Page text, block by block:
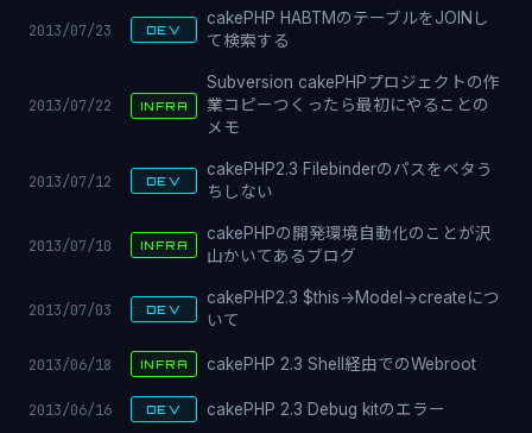
2013/07/23 DEV
cakePHP HABTMのテーブルをJOINし
て検索する
2013/07/22 INFRA
Subversion cakePHPプロジェクトの作
業コピーつくったら最初にやることの
メモ
2013/07/12 DEV
cakePHP2.3 Filebinderのパスをベタう
ちしない
2013/07/10 INFRA
cakePHPの開発環境自動化のことが沢
山かいてあるブログ
2013/07/03 DEV
cakePHP2.3 $this->Model->createにつ
いて
2013/06/18 INFRA cakePHP 2.3 Shell経由でのWebroot
2013/06/16 DEV cakePHP 2.3 Debug kitのエラー